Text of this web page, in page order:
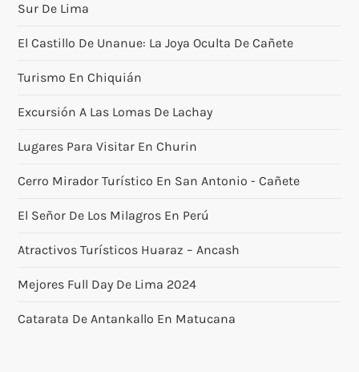
Sur De Lima
El Castillo De Unanue: La Joya Oculta De Cañete
Turismo En Chiquián
Excursión A Las Lomas De Lachay
Lugares Para Visitar En Churin
Cerro Mirador Turístico En San Antonio - Cañete
El Señor De Los Milagros En Perú
Atractivos Turísticos Huaraz – Ancash
Mejores Full Day De Lima 2024
Catarata De Antankallo En Matucana